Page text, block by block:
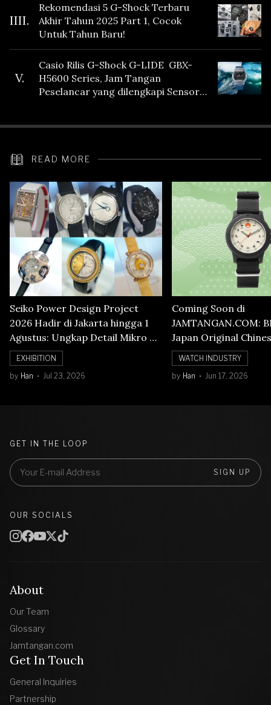
IIII.
Rekomendasi 5 G-Shock Terbaru
Akhir Tahun 2025 Part 1, Cocok
Untuk Tahun Baru!
V.
Casio Rilis G-Shock G-LIDE GBX-
H5600 Series, Jam Tangan
Peselancar yang dilengkapi Sensor
READ MORE
Seiko Power Design Project
2026 Hadir di Jakarta hingga 1
Agustus: Ungkap Detail Mikro di
Balik Seni Watchmaking
EXHIBITION
by Han Jul 23, 2026
Coming Soon di
JAMTANGAN.COM:
Japan Original
Numerals Watch
WATCH INDUSTRY
by Han Jun 17, 2026
About
Our Team
Glossary
Jamtangan.com
Get In Touch
General Inquiries
Partnership
GET IN THE LOOP
SIGN UP
OUR SOCIALS